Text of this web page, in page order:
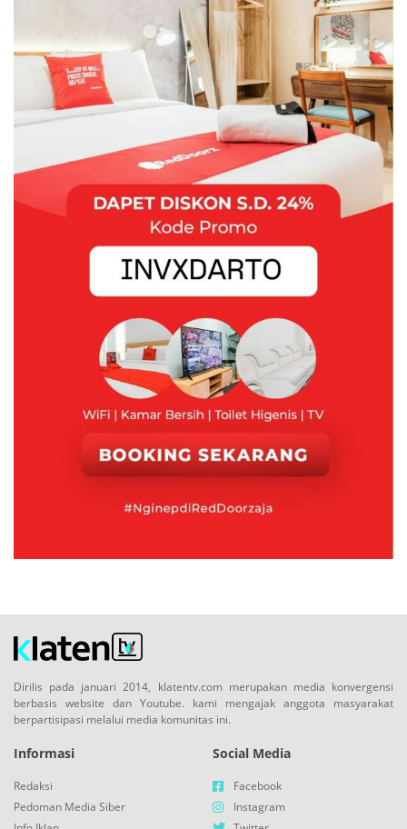
Dirilis pada januari 2014, klatentv.com merupakan media konvergensi
berbasis website dan Youtube. kami mengajak anggota masyarakat
berpartisipasi melalui media komunitas ini.
Informasi
Redaksi
Pedoman Media Siber
Social Media
Facebook
Instagram